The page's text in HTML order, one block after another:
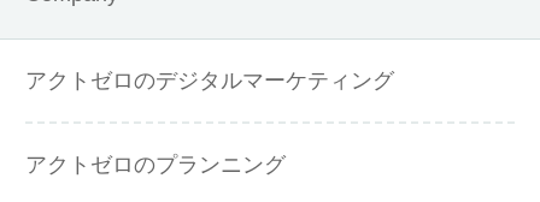
アクトゼロのデジタルマーケティング
アクトゼロのプランニング